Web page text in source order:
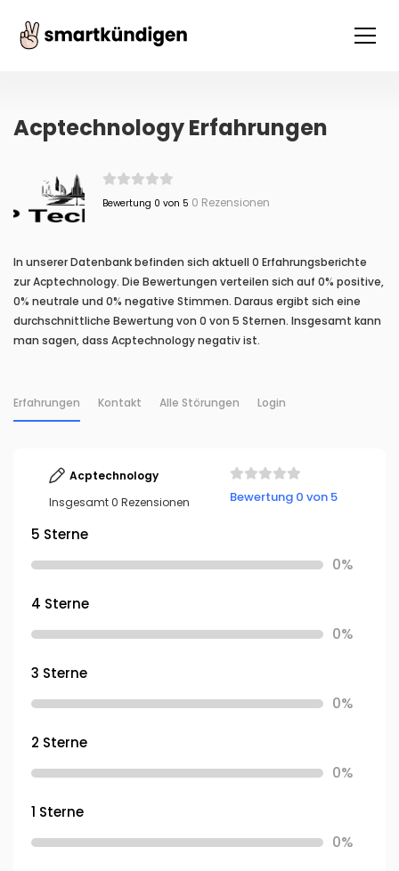
Acptechnology Erfahrungen
Bewertung 0 von 5 0 Rezensionen
In unserer Datenbank befinden sich aktuell 0 Erfahrungsberichte
zur Acptechnology. Die Bewertungen verteilen sich auf 0% positive,
0% neutrale und 0% negative Stimmen. Daraus ergibt sich eine
durchschnittliche Bewertung von 0 von 5 Sternen. Insgesamt kann
man sagen, dass Acptechnology negativ ist.
Erfahrungen Kontakt Alle Störungen Login
Acptechnology
Insgesamt 0 Rezensionen
Bewertung 0 von 5
5 Sterne
0%
4 Sterne
0%
3 Sterne
0%
2 Sterne
0%
1 Sterne
0%